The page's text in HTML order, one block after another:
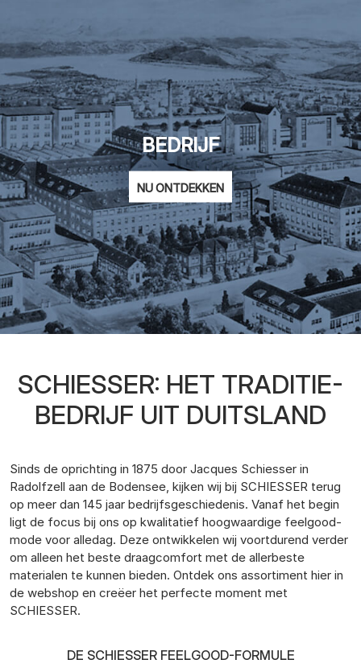
BEDRIJF
NU ONTDEKKEN
SCHIESSER: HET TRADITIE-
BEDRIJF UIT DUITSLAND
Sinds de oprichting in 1875 door Jacques Schiesser in
Radolfzell aan de Bodensee, kijken wij bij SCHIESSER terug
op meer dan 145 jaar bedrijfsgeschiedenis. Vanaf het begin
ligt de focus bij ons op kwalitatief hoogwaardige feelgood-
mode voor alledag. Deze ontwikkelen wij voortdurend verder
om alleen het beste draagcomfort met de allerbeste
materialen te kunnen bieden. Ontdek ons assortiment hier in
de webshop en creëer het perfecte moment met
SCHIESSER.
DE SCHIESSER FEELGOOD-FORMULE